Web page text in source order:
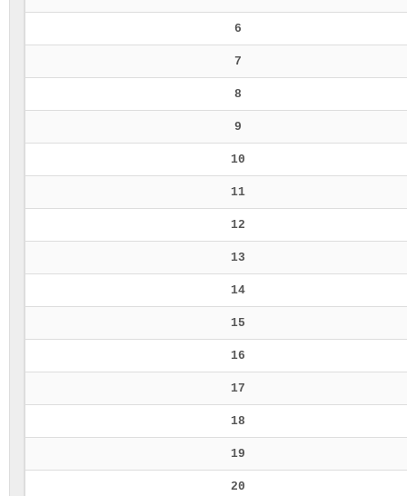
6
7
8
9
10
11
12
13
14
15
16
17
18
19
20